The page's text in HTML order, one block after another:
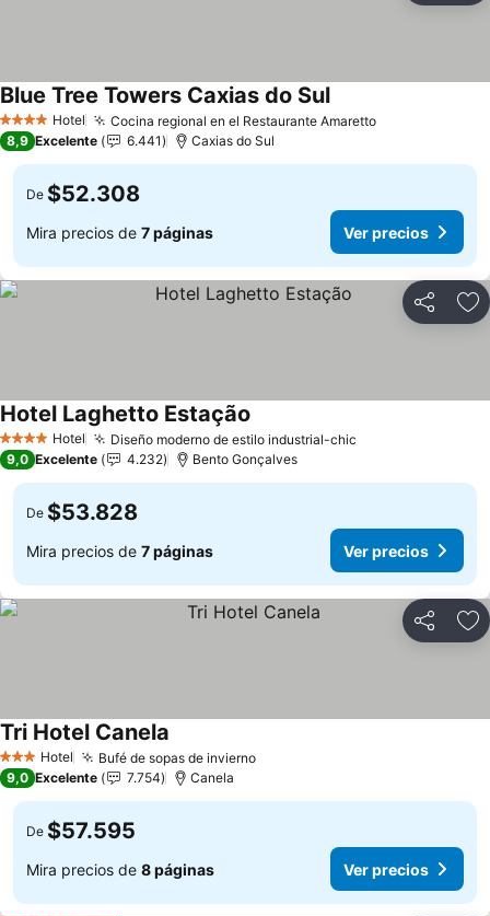
4 EstrellasHotel Cocina regional en el Restaurante Amaretto
Blue Tree Towers Caxias do Sul
8,9 Excelente 6.441 Caxias do Sul
De $52.308
Mira precios de 7 páginas Ver precios
Compartir
4 EstrellasHotel Diseño moderno de estilo industrial-chic
Hotel Laghetto Estação
9,0 Excelente 4.232 Bento Gonçalves
De $53.828
Mira precios de 7 páginas Ver precios
Compartir
3 Estrellas
Hotel Bufé de sopas de invierno
Tri Hotel Canela
9,0 Excelente 7.754 Canela
De $57.595
Mira precios de 8 páginas Ver precios